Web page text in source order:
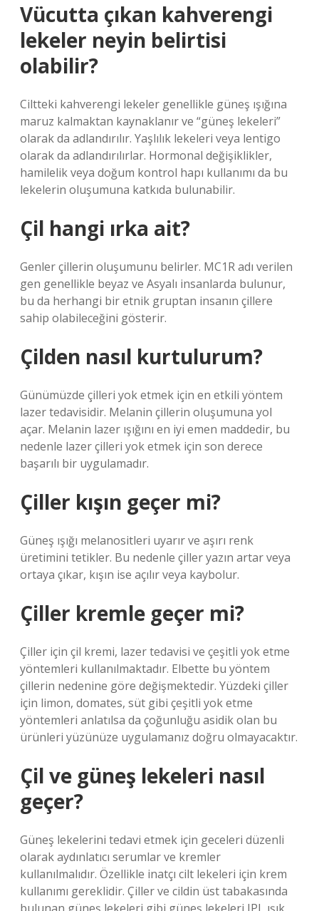
Vücutta çıkan kahverengi
lekeler neyin belirtisi
olabilir?
Ciltteki kahverengi lekeler genellikle güneş ışığına
maruz kalmaktan kaynaklanır ve “güneş lekeleri”
olarak da adlandırılır. Yaşlılık lekeleri veya lentigo
olarak da adlandırılırlar. Hormonal değişiklikler,
hamilelik veya doğum kontrol hapı kullanımı da bu
lekelerin oluşumuna katkıda bulunabilir.
Çil hangi ırka ait?
Genler çillerin oluşumunu belirler. MC1R adı verilen
gen genellikle beyaz ve Asyalı insanlarda bulunur,
bu da herhangi bir etnik gruptan insanın çillere
sahip olabileceğini gösterir.
Çilden nasıl kurtulurum?
Günümüzde çilleri yok etmek için en etkili yöntem
lazer tedavisidir. Melanin çillerin oluşumuna yol
açar. Melanin lazer ışığını en iyi emen maddedir, bu
nedenle lazer çilleri yok etmek için son derece
başarılı bir uygulamadır.
Çiller kışın geçer mi?
Güneş ışığı melanositleri uyarır ve aşırı renk
üretimini tetikler. Bu nedenle çiller yazın artar veya
ortaya çıkar, kışın ise açılır veya kaybolur.
Çiller kremle geçer mi?
Çiller için çil kremi, lazer tedavisi ve çeşitli yok etme
yöntemleri kullanılmaktadır. Elbette bu yöntem
çillerin nedenine göre değişmektedir. Yüzdeki çiller
için limon, domates, süt gibi çeşitli yok etme
yöntemleri anlatılsa da çoğunluğu asidik olan bu
ürünleri yüzünüze uygulamanız doğru olmayacaktır.
Çil ve güneş lekeleri nasıl
geçer?
Güneş lekelerini tedavi etmek için geceleri düzenli
olarak aydınlatıcı serumlar ve kremler
kullanılmalıdır. Özellikle inatçı cilt lekeleri için krem ​​
kullanımı gereklidir. Çiller ve cildin üst tabakasında